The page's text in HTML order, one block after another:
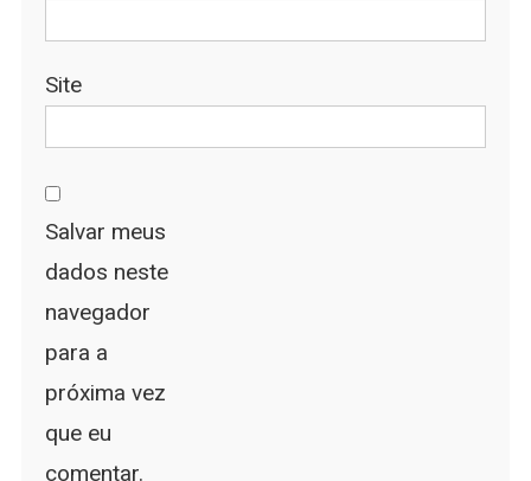
Site
Salvar meus
dados neste
navegador
para a
próxima vez
que eu
comentar.